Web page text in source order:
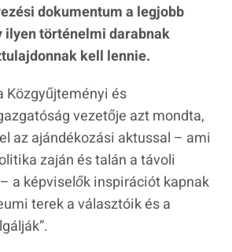
dokumentum a legjobb
ilyen történelmi darabnak
kell lennie.
Közgyűjteményi és
vezetője azt mondta,
az ajándékozási aktussal – ami
zaján és talán a távoli
a képviselők inspirációt kapnak
terek a választóik és a